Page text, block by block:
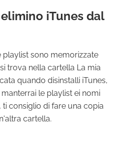
iTunes dal
playlist sono memorizzate
trova nella cartella La mia
quando disinstalli iTunes,
le playlist ei nomi
consiglio di fare una copia
cartella.